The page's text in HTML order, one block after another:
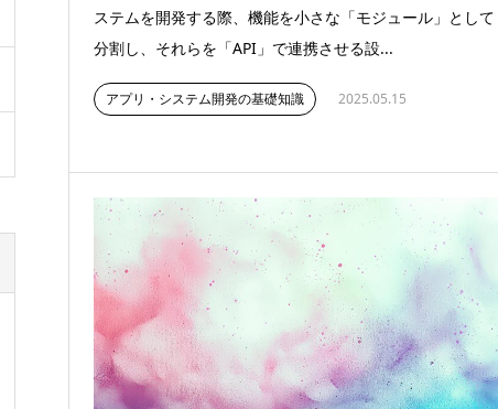
ステムを開発する際、機能を小さな「モジュール」として
分割し、それらを「API」で連携させる設...
アプリ・システム開発の基礎知識 2025.05.15